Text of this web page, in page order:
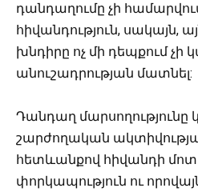
դանդաղումը չի
հիվանդություն, սակայն,
խնդիրը ոչ մի դեպքում չի
անուշադրության մատնել:
Դանդաղ
շարժողական
հետևանքով հիվանդի
փորկապություն ու